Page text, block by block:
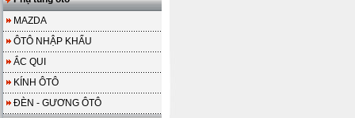
MAZDA
ÔTÔ NHẬP KHẨU
ẮC QUI
KÍNH ÔTÔ
ĐÈN - GƯƠNG ÔTÔ